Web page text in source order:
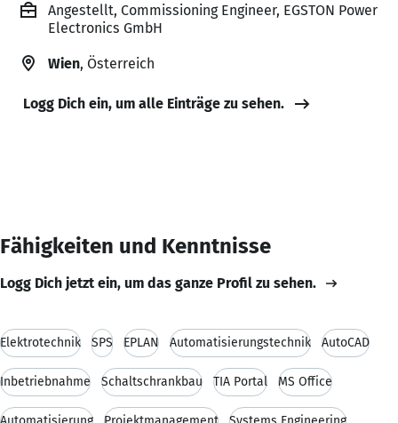
Angestellt, Commissioning Engineer, EGSTON Power
Electronics GmbH
Wien, Österreich
Logg Dich ein, um alle Einträge zu sehen.
Fähigkeiten und Kenntnisse
Logg Dich jetzt ein, um das ganze Profil zu sehen.
Elektrotechnik SPS EPLAN Automatisierungstechnik AutoCAD
Inbetriebnahme Schaltschrankbau TIA Portal MS Office